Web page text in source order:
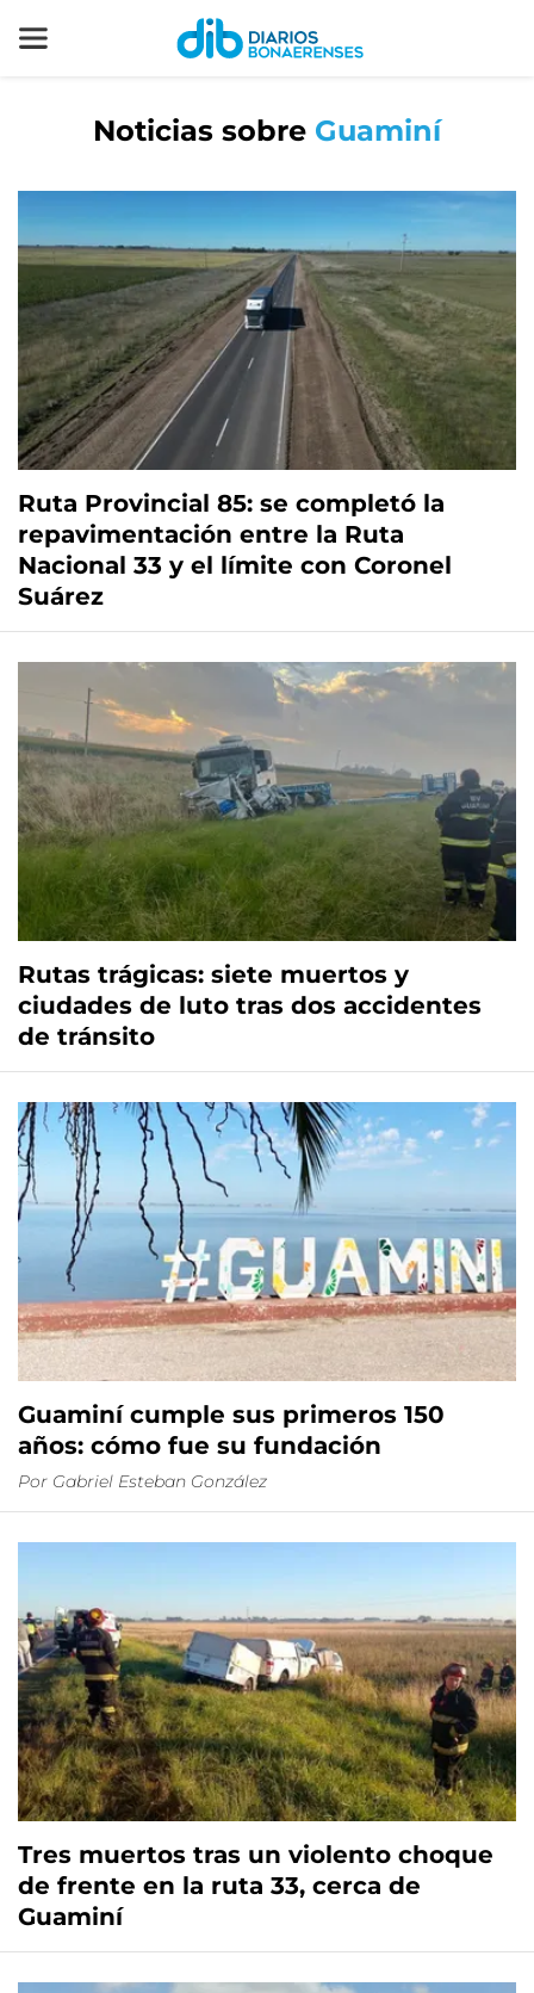
Noticias sobre Guaminí
Ruta Provincial 85: se completó la
repavimentación entre la Ruta
Nacional 33 y el límite con Coronel
Suárez
Rutas trágicas: siete muertos y
ciudades de luto tras dos accidentes
de tránsito
Guaminí cumple sus primeros 150
años: cómo fue su fundación
Por Gabriel Esteban González
Tres muertos tras un violento choque
de frente en la ruta 33, cerca de
Guaminí